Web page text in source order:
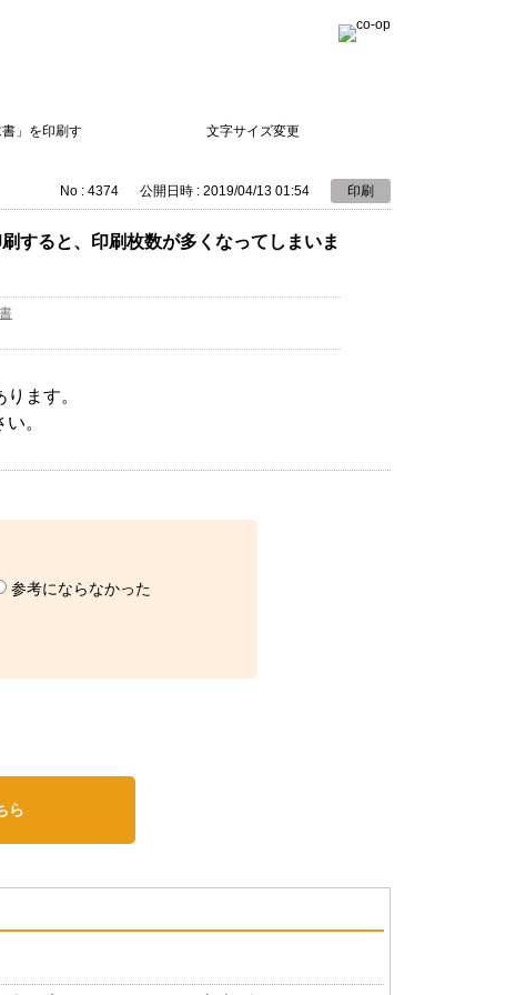
文字サイズ変更
」を印刷す
No : 4374 公開日時 : 2019/04/13 01:54 印刷
すると、印刷枚数が多くなってしまいま
ます。
。
参考にならなかった
ら